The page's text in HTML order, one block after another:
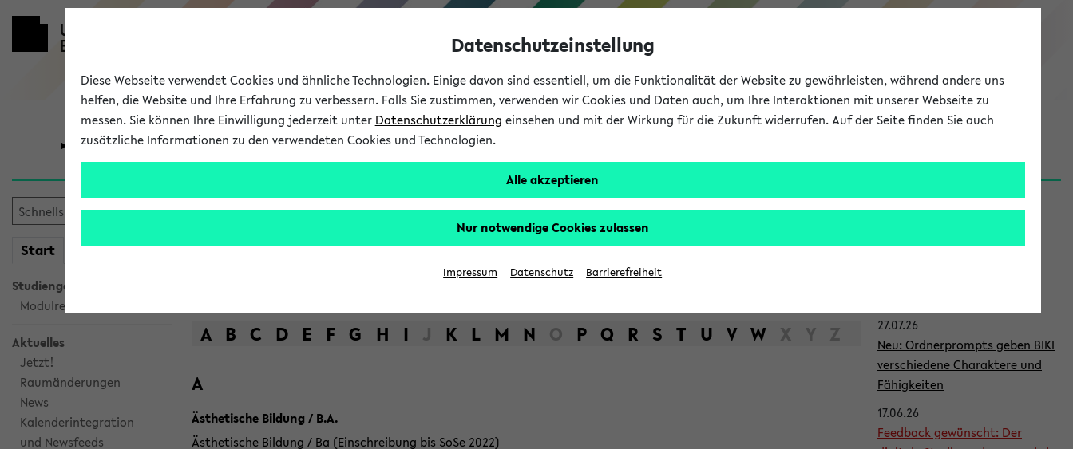
eKVV
Universität Forschung Studium
Start meineKVV
Studiengangsauswahl
Modulrecherche
Aktuelles
Jetzt!
Raumänderungen
News
Kalenderintegration
und Newsfeeds
Das Lehrangebot der Universität Bielefeld
A B C D E F G H I J K L M N O P Q R S T U V W X Y Z
A
Ästhetische Bildung / B.A.
Ästhetische Bildung / Ba (Einschreibung bis SoSe 2022)
S
i
News
27.07.26
Neu: Ordnerprompts geben BIKI
verschiedene Charaktere und
Fähigkeiten
17.06.26
Feedback gewünscht: Der
Datenschutzeinstellung
Diese Webseite verwendet Cookies und ähnliche Technologien. Einige davon sind essentiell, um die Funktionalität der Website zu gewährleisten, während andere uns
helfen, die Website und Ihre Erfahrung zu verbessern. Falls Sie zustimmen, verwenden wir Cookies und Daten auch, um Ihre Interaktionen mit unserer Webseite zu
messen. Sie können Ihre Einwilligung jederzeit unter Datenschutzerklärung einsehen und mit der Wirkung für die Zukunft widerrufen. Auf der Seite finden Sie auch
zusätzliche Informationen zu den verwendeten Cookies und Technologien.
Alle akzeptieren
Nur notwendige Cookies zulassen
Impressum Datenschutz Barrierefreiheit